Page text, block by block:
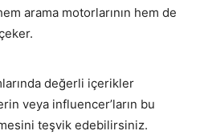
arama motorlarının hem de
değerli içerikler
veya influencer’ların bu
teşvik edebilirsiniz.